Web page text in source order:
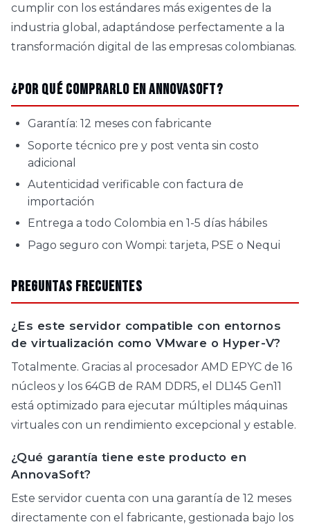
cumplir con los estándares más exigentes de la
industria global, adaptándose perfectamente a la
transformación digital de las empresas colombianas.
¿Por qué comprarlo en AnnovaSoft?
Garantía: 12 meses con fabricante
Soporte técnico pre y post venta sin costo
adicional
Autenticidad verificable con factura de
importación
Entrega a todo Colombia en 1-5 días hábiles
Pago seguro con Wompi: tarjeta, PSE o Nequi
Preguntas Frecuentes
¿Es este servidor compatible con entornos
de virtualización como VMware o Hyper-V?
Totalmente. Gracias al procesador AMD EPYC de 16
núcleos y los 64GB de RAM DDR5, el DL145 Gen11
está optimizado para ejecutar múltiples máquinas
virtuales con un rendimiento excepcional y estable.
¿Qué garantía tiene este producto en
AnnovaSoft?
Este servidor cuenta con una garantía de 12 meses
directamente con el fabricante, gestionada bajo los